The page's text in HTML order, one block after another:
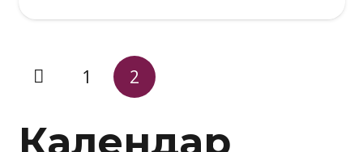
1 2
Календар